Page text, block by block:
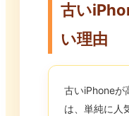
古い
い理由
古いiPhoneが
は、単純に人